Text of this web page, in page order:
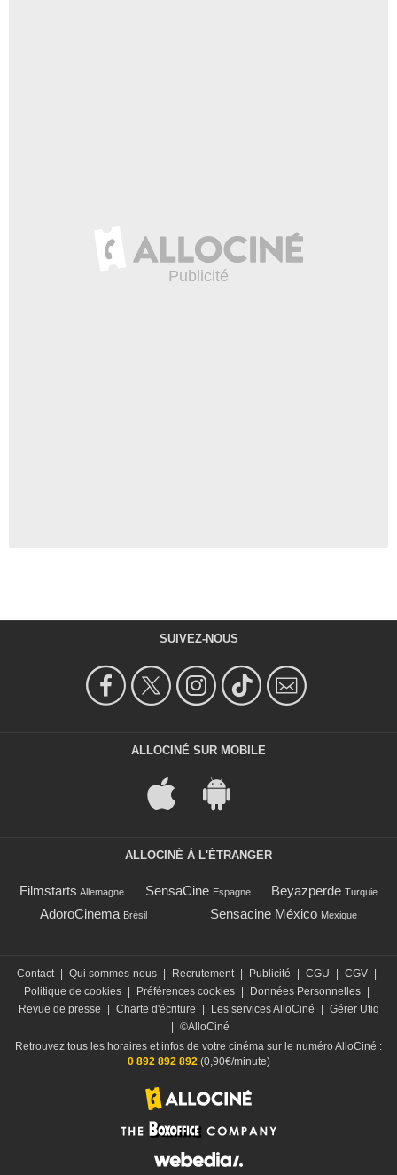
SUIVEZ-NOUS
ALLOCINÉ SUR MOBILE
ALLOCINÉ À L'ÉTRANGER
Filmstarts Allemagne SensaCine Espagne Beyazperde Turquie
AdoroCinema Brésil Sensacine México Mexique
Contact | Qui sommes-nous | Recrutement | Publicité | CGU | CGV |
Politique de cookies | Préférences cookies | Données Personnelles |
Revue de presse
| Charte d'écriture | Les services AlloCiné | Gérer Utiq
| ©AlloCiné
Retrouvez tous les horaires et infos de votre cinéma sur le numéro AlloCiné :
0 892 892 892(0,90€/minute)